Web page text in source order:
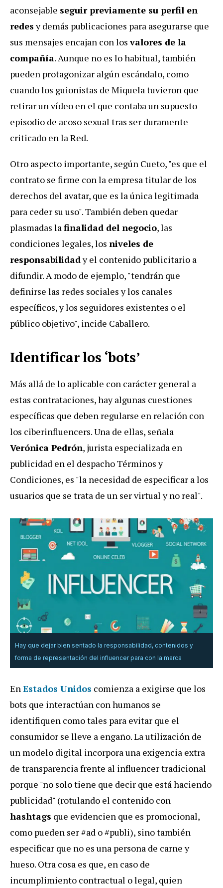
aconsejable seguir previamente su perfil en
redesy demás publicaciones para asegurarse que
sus mensajes encajan con losvalores de la
compañía. Aunque no es lo habitual, también
pueden protagonizar algún escándalo, como
cuando los guionistas de Miquela tuvieron que
retirar un vídeo en el que contaba un supuesto
episodio de acoso sexual tras ser duramente
criticado en la Red.
Otro aspecto importante, según Cueto, "es que el
contrato se firme con la empresa titular de los
derechos del avatar, que es la única legitimada
para ceder su uso". También deben quedar
plasmadas lafinalidad del negocio, las
condiciones legales, los niveles de
responsabilidady el contenido publicitario a
difundir. A modo de ejemplo, "tendrán que
definirse las redes sociales y los canales
específicos, y los seguidores existentes o el
público objetivo", incide Caballero.
Identificar los ‘bots’
Más allá de lo aplicable con carácter general a
estas contrataciones, hay algunas cuestiones
específicas que deben regularse en relación con
los ciberinfluencers. Una de ellas, señala
Verónica Pedrón, jurista especializada en
publicidad en el despacho Términos y
Condiciones, es "la necesidad de especificar a los
usuarios que se trata de un ser virtual y no real".
Hay que dejar bien sentado la responsabilidad, contenidos y
forma de representación del influencer para con la marca
EnEstados Unidos comienza a exigirse que los
bots que interactúan con humanos se
identifiquen como tales para evitar que el
consumidor se lleve a engaño. La utilización de
un modelo digital incorpora una exigencia extra
de transparencia frente al influencer tradicional
porque "no solo tiene que decir que está haciendo
publicidad" (rotulando el contenido con
hashtags que evidencien que es promocional,
como pueden ser #ad o #publi), sino también
especificar que no es una persona de carne y
hueso. Otra cosa es que, en caso de
incumplimiento contractual o legal, quien